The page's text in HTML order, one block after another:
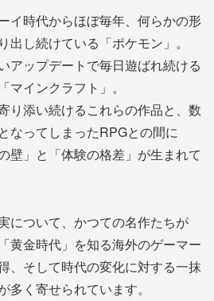
イ時代からほぼ毎年、何らかの形
出し続けている「ポケモン」。
アップデートで毎日遊ばれ続ける
マインクラフト」。
り添い続けるこれらの作品と、数
なってしまったRPGとの間に
壁」と「体験の格差」が生まれて
について、かつての名作たちが
黄金時代」を知る海外のゲーマー
、そして時代の変化に対する一抹
く寄せられています。